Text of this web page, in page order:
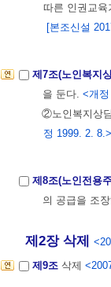
따른 인권교
[본조신설
제7조(노인복지
을 둔다. <개
②노인복지상
정 1999. 2. 8.>
제8조(노인전용
의 공급을 조
제2장 삭제
제9조 삭제